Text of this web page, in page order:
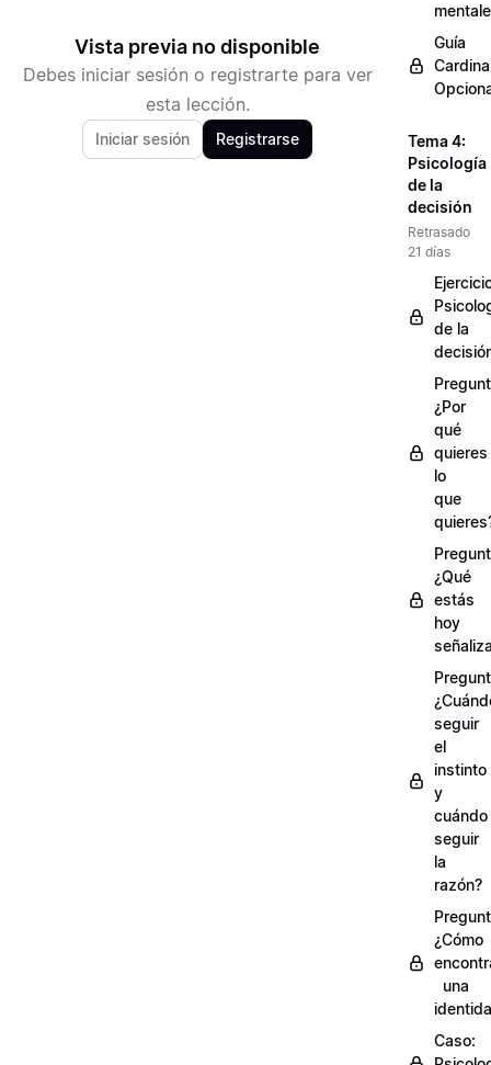
Vista previa no disponible
Debes iniciar sesión o registrarte para ver
esta lección.
Iniciar sesión Registrarse
Guía
Tema 4:
Psicología
de la
decisión
Retrasado
21 días
de la
¿Por
qué
quieres
lo
que
¿Qué
estás
hoy
seguir
el
instinto
y
cuándo
seguir
la
razón?
¿Cómo
una
Caso: